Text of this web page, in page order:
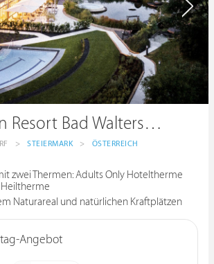
Heilthermen Resort Bad Waltersdorf
> STEIERMARK > ÖSTERREICH
zwei Thermen: Adults Only Hoteltherme
Naturareal und natürlichen Kraftplätzen
Angebot